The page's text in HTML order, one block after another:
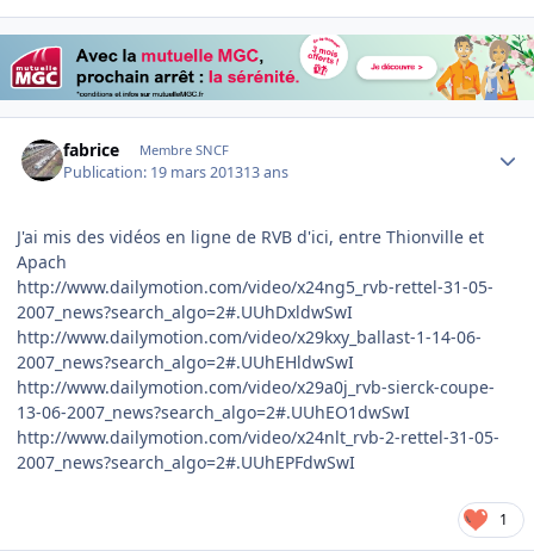
fabrice Membre SNCF
Publication: 19 mars 201313 ans
J'ai mis des vidéos en ligne de RVB d'ici, entre Thionville et
Apach
http://www.dailymotion.com/video/x24ng5_rvb-rettel-31-05-
2007_news?search_algo=2#.UUhDxldwSwI
http://www.dailymotion.com/video/x29kxy_ballast-1-14-06-
2007_news?search_algo=2#.UUhEHldwSwI
http://www.dailymotion.com/video/x29a0j_rvb-sierck-coupe-
13-06-2007_news?search_algo=2#.UUhEO1dwSwI
http://www.dailymotion.com/video/x24nlt_rvb-2-rettel-31-05-
2007_news?search_algo=2#.UUhEPFdwSwI
1